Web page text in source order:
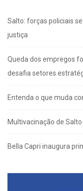
Salto: forças policiais
justiça
Queda dos empregos
desafia setores
Entenda o que muda
Multivacinação de
Bella Capri inaugura